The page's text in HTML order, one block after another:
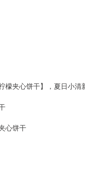
檬夹心饼干】，夏日小清
心饼干